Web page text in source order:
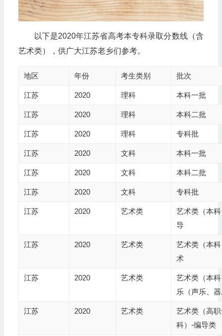
以下是2020年江苏省高考本专科录取分数线（含
艺术类），供广大江苏老乡们参考。
地区 年份 考生类别 批次
江苏 2020 理科 本科一批
江苏 2020 理科 本科二批
江苏 2020 理科 专科批
江苏 2020 文科 本科一批
江苏 2020 文科 本科二批
江苏 2020 文科 专科批
江苏 2020 艺术类
艺术类（本
导
江苏 2020 艺术类
艺术类（本
术
江苏 2020 艺术类
艺术类（本
乐（声乐、
江苏 2020 艺术类
艺术类（高
科）-编导类